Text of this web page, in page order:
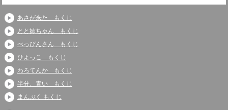
あさが来た もくじ
とと姉ちゃん もくじ
べっぴんさん もくじ
ひよっこ もくじ
わろてんか もくじ
半分、青い もくじ
まんぷく もくじ